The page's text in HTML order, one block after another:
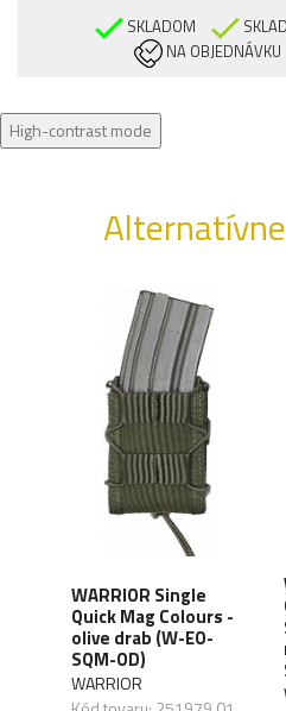
SKLADOM
NA OBJEDNÁVKU
High-contrast mode
WARRIOR Single
Quick Mag Colours -
olive drab (W-EO-
SQM-OD)
WARRIOR